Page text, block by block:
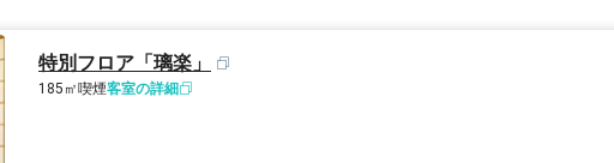
特別フロア「璃楽」
185㎡喫煙客室の詳細